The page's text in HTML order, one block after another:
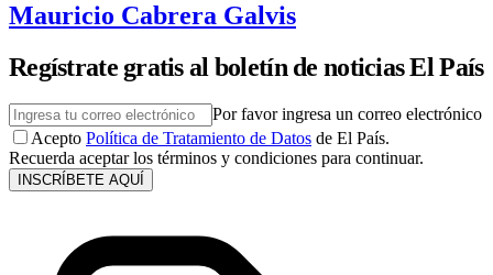
Mauricio Cabrera Galvis
Regístrate gratis al boletín de noticias El País
Por favor ingresa un correo electrónico
Acepto Política de Tratamiento de Datos de El País.
Recuerda aceptar los términos y condiciones para continuar.
INSCRÍBETE AQUÍ